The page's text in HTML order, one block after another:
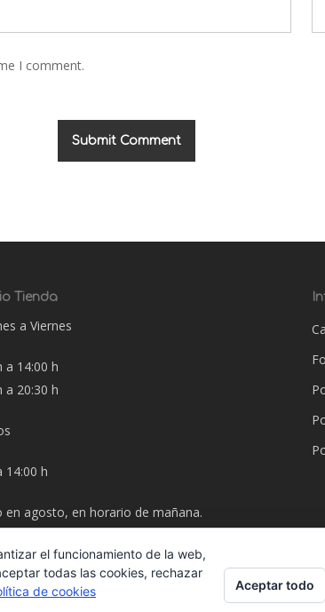
I comment.
Tienda
a Viernes
a 14:00 h
a 20:30 h
14:00 h
en agosto, en horario de mañana.
el funcionamiento de la web,
todas las cookies, rechazar
de cookies Aceptar todo